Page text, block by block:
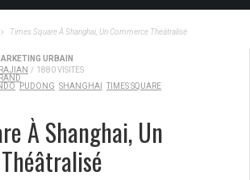
Times Square À Shanghai, Un Commerce Théâtralisé
URBAIN
/ 1880 VISITES
PUDONG SHANGHAI TIMES SQUARE
À Shanghai, Un